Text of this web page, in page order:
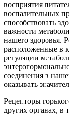
восприятия
воспалительных
способствовать
важности
нашего здоровья.
расположенные в
регуляции
соединения в
оказывать
Рецепторы
других органах, в